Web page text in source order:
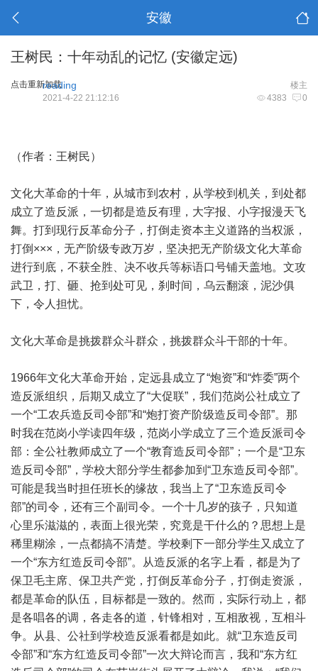
安徽
王树民：十年动乱的记忆 (安徽定远)
点击重新加载 楼主
reading
4383 0
2021-4-22 21:12:16
（作者：王树民）
文化大革命的十年，从城市到农村，从学校到机关，到处都
成立了造反派，一切都是造反有理，大字报、小字报漫天飞
舞。打到现行反革命分子，打倒走资本主义道路的当权派，
打倒×××，无产阶级专政万岁，坚决把无产阶级文化大革命
进行到底，不获全胜、决不收兵等标语口号铺天盖地。文攻
武卫，打、砸、抢到处可见，刹时间，乌云翻滚，泥沙俱
下，令人担忧。
文化大革命是挑拨群众斗群众，挑拨群众斗干部的十年。
1966年文化大革命开始，定远县成立了“炮资”和“炸委”两个
造反派组织，后期又成立了“大促联”，我们范岗公社成立了
一个“工农兵造反司令部”和“炮打资产阶级造反司令部”。那
时我在范岗小学读四年级，范岗小学成立了三个造反派司令
部：全公社教师成立了一个“教育造反司令部”；一个是“卫东
造反司令部”，学校大部分学生都参加到“卫东造反司令部”。
可能是我当时担任班长的缘故，我当上了“卫东造反司令
部”的司令，还有三个副司令。一个十几岁的孩子，只知道
心里乐滋滋的，表面上很光荣，究竟是干什么的？思想上是
稀里糊涂，一点都搞不清楚。学校剩下一部分学生又成立了
一个“东方红造反司令部”。从造反派的名字上看，都是为了
保卫毛主席、保卫共产党，打倒反革命分子，打倒走资派，
都是革命的队伍，目标都是一致的。然而，实际行动上，都
是各唱各的调，各走各的道，针锋相对，互相敌视，互相斗
争。从县、公社到学校造反派看都是如此。就“卫东造反司
令部”和“东方红造反司令部”一次大辩论而言，我和“东方红